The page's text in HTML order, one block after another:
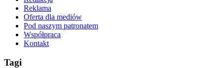
Reklama
Oferta dla mediów
Pod naszym patronatem
Współpraca
Kontakt
Tagi